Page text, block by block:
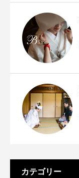
カテゴリー